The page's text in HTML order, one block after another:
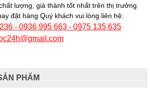
lượng, giá thành tốt nhất trên thị trường.
đặt hàng Quý khách vui lòng liên hệ:
- 0936 995 663 - 0975 135 635
PHẨM